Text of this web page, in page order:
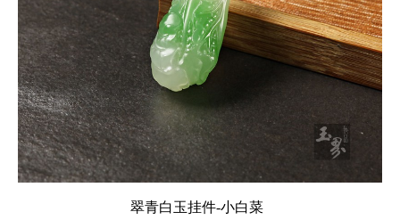
翠青白玉挂件-小白菜